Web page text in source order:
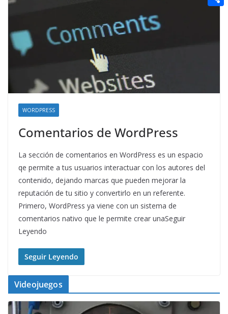
WORDPRESS
Comentarios de WordPress
La sección de comentarios en WordPress es un espacio
qe permite a tus usuarios interactuar con los autores del
contenido, dejando marcas que pueden mejorar la
reputación de tu sitio y convertirlo en un referente.
Primero, WordPress ya viene con un sistema de
comentarios nativo que le permite crear unaSeguir
Leyendo
Seguir Leyendo
Videojuegos
n
a
r